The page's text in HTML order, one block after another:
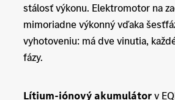
stálosť výkonu. Elektromotor na
mimoriadne výkonný vďaka
vyhotoveniu: má dve vinutia,
fázy.
Lítium-iónový akumulátorv